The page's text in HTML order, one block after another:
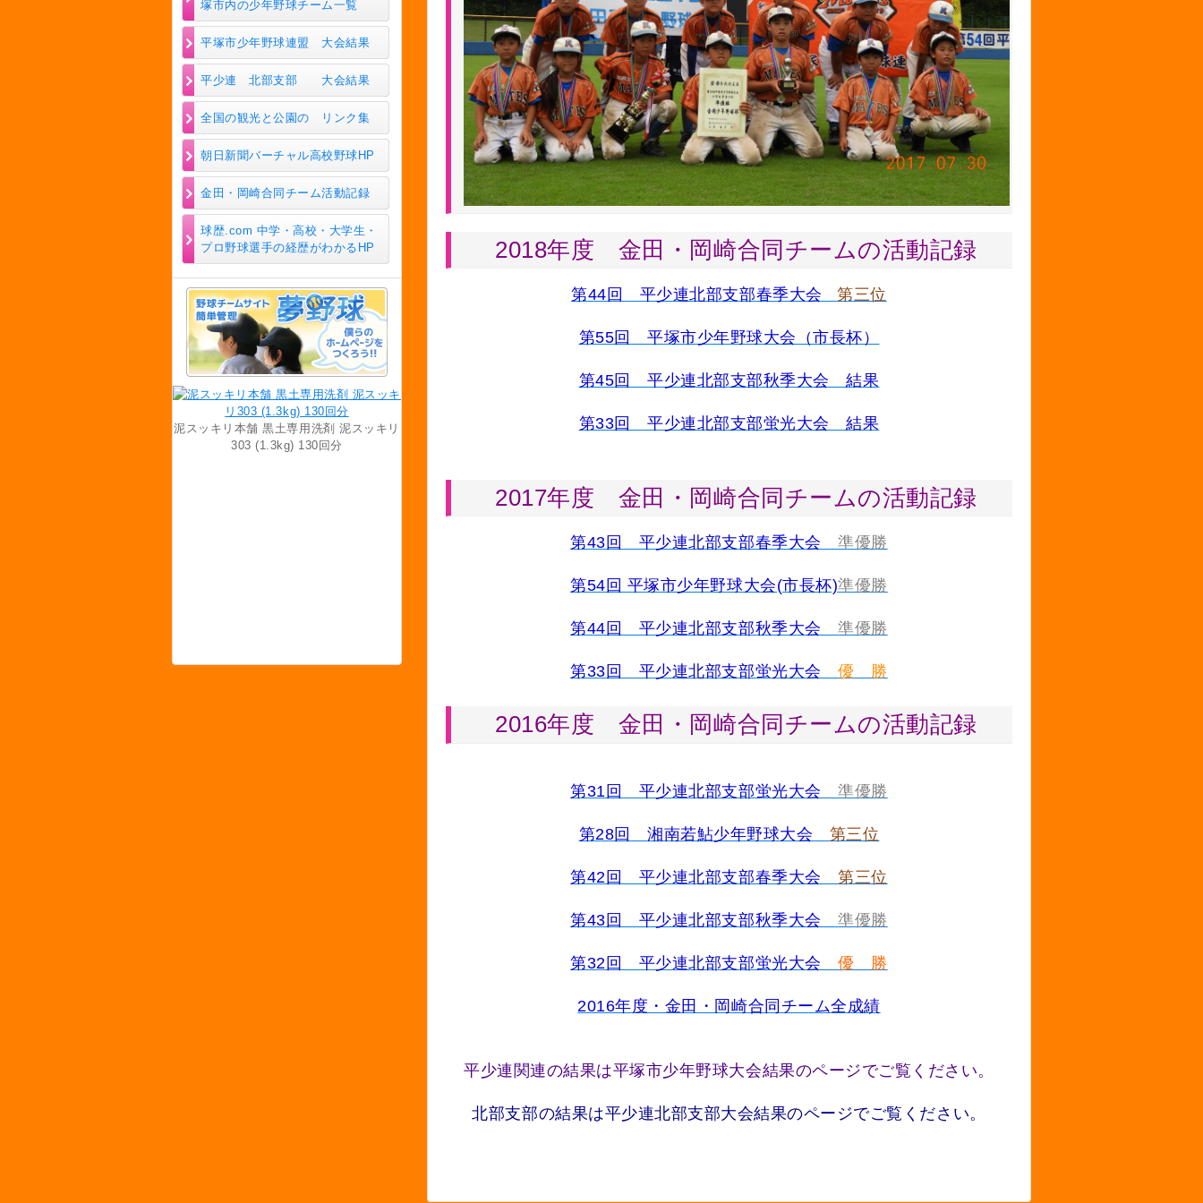
塚市内の少年野球チーム一覧
平塚市少年野球連盟 大会結果
平少連 北部支部 大会結果
全国の観光と公園の リンク集
朝日新聞バーチャル高校野球HP
金田・岡崎合同チーム活動記録
球歴.com 中学・高校・大学生・
プロ野球選手の経歴がわかるHP
泥スッキリ本舗 黒土専用洗剤 泥スッキリ
303 (1.3kg) 130回分
2018年度 金田・岡崎合同チームの活動記録
第44回 平少連北部支部春季大会第三位
第55回 平塚市少年野球大会（市長杯）
第45回 平少連北部支部秋季大会 結果
第33回 平少連北部支部蛍光大会 結果
2017年度 金田・岡崎合同チームの活動記録
第43回 平少連北部支部春季大会準優勝
第54回 平塚市少年野球大会(市長杯)準優勝
第44回 平少連北部支部秋季大会準優勝
第33回 平少連北部支部蛍光大会優 勝
2016年度 金田・岡崎合同チームの活動記録
第31回 平少連北部支部蛍光大会準優勝
第28回 湘南若鮎少年野球大会 第三位
第42回 平少連北部支部春季大会第三位
第43回 平少連北部支部秋季大会準優勝
第32回 平少連北部支部蛍光大会優 勝
2016年度・金田・岡崎合同チーム全成績
平少連関連の結果は平塚市少年野球大会結果のページでご覧ください。
北部支部の結果は平少連北部支部大会結果のページでご覧ください。